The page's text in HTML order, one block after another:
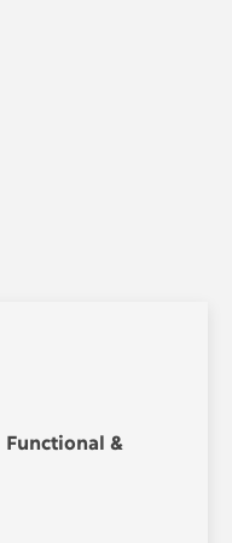
Functional &